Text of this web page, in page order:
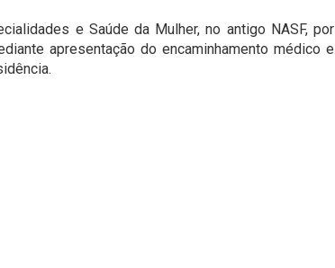
e Saúde da Mulher, no antigo NASF, por
apresentação do encaminhamento médico e